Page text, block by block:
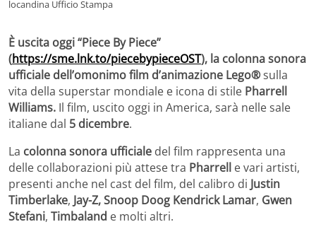
locandina Ufficio Stampa
È uscita oggi “Piece By Piece”
(https://sme.lnk.to/piecebypieceOST), la colonna sonora
ufficiale dell’omonimo film d’animazione Lego®sulla
vita della superstar mondiale e icona di stile Pharrell
Williams. Il film, uscito oggi in America, sarà nelle sale
italiane dal 5 dicembre.
La colonna sonora ufficiale del film rappresenta una
delle collaborazioni più attese tra Pharrell e vari artisti,
presenti anche nel cast del film, del calibro di Justin
Timberlake, Jay-Z,Snoop Doog Kendrick Lamar, Gwen
Stefani, Timbaland e molti altri.